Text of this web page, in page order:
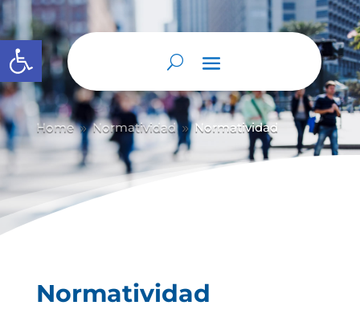
Abrir barra de herramientas
Home 9 Normatividad 9 Normatividad
Normatividad